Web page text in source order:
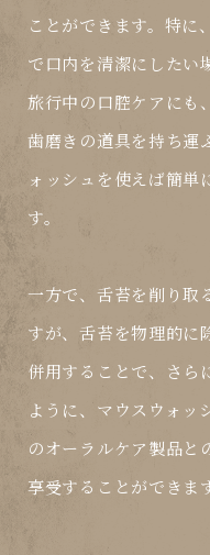
ことができます。特に
で口内を清潔にしたい
旅行中の口腔ケアにも
歯磨きの道具を持ち運
ォッシュを使えば簡単
す。
一方で、舌苔を削り取
すが、舌苔を物理的に
併用することで、さら
ように、マウスウォッ
のオーラルケア製品と
享受することができます